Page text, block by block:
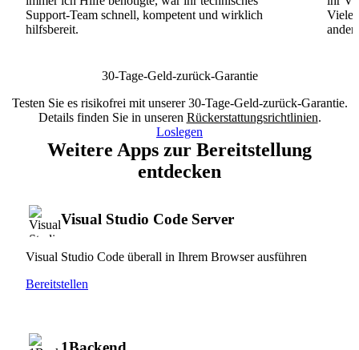
Support-Team schnell, kompetent und wirklich
hilfsbereit.
30-Tage-Geld-zurück-Garantie
Testen Sie es risikofrei mit unserer 30-Tage-Geld-zurück-Garantie.
Details finden Sie in unseren Rückerstattungsrichtlinien.
Loslegen
Weitere Apps zur Bereitstellung
entdecken
Visual Studio Code Server
Visual Studio Code überall in Ihrem Browser ausführen
Bereitstellen